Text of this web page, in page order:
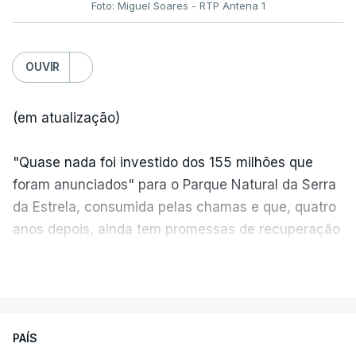
Foto: Miguel Soares - RTP Antena 1
OUVIR
(em atualização)
"Quase nada foi investido dos 155 milhões que
foram anunciados" para o Parque Natural da Serra
da Estrela, consumida pelas chamas e que, quatro
anos depois, ainda tem promessas de recuperação
PAÍS